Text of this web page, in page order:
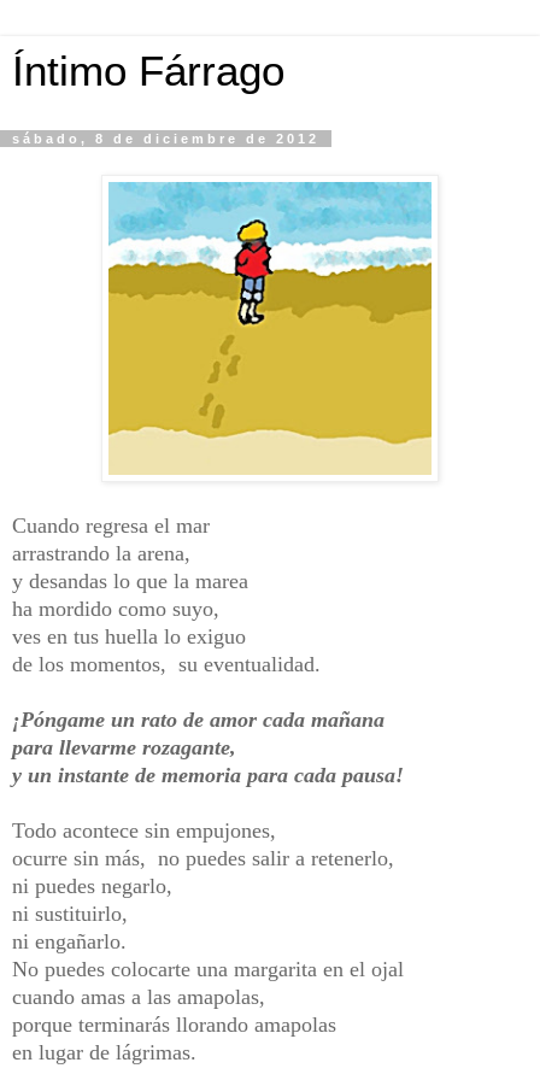
Íntimo Fárrago
sábado, 8 de diciembre de 2012
Cuando regresa el mar
arrastrando la arena,
y desandas lo que la marea
ha mordido como suyo,
ves en tus huella lo exiguo
de los momentos, su eventualidad.
¡Póngame un rato de amor cada mañana
para llevarme rozagante,
y un instante de memoria para cada pausa!
Todo acontece sin empujones,
ocurre sin más, no puedes salir a retenerlo,
ni puedes negarlo,
ni sustituirlo,
ni engañarlo.
No puedes colocarte una margarita en el ojal
cuando amas a las amapolas,
porque terminarás llorando amapolas
en lugar de lágrimas.